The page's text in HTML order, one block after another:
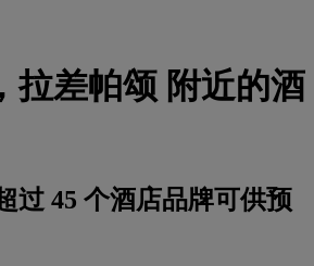
拉差帕颂 附近的酒
过 45 个酒店品牌可供预